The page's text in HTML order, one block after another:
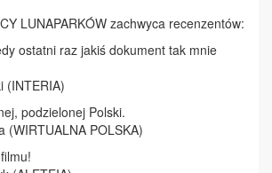
LUNAPARKÓW zachwyca recenzentów:
ostatni raz jakiś dokument tak mnie
(INTERIA)
podzielonej Polski.
(WIRTUALNA POLSKA)